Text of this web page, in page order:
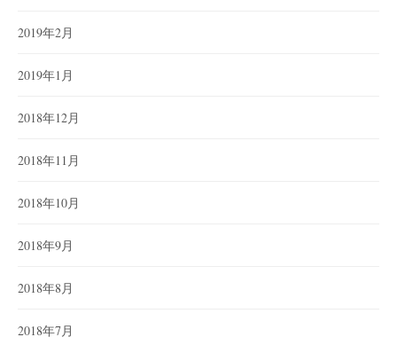
2019年2月
2019年1月
2018年12月
2018年11月
2018年10月
2018年9月
2018年8月
2018年7月